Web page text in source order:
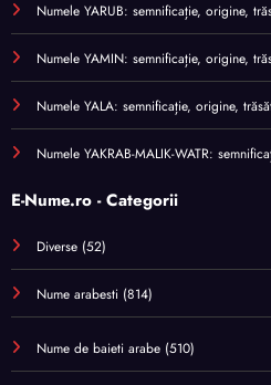
Numele YARUB: semnificație, origine,
Numele YAMIN: semnificație, origine,
Numele YALA: semnificație, origine,
Numele YAKRAB-MALIK-WATR:
E-Nume.ro - Categorii
Diverse (52)
Nume arabesti (814)
Nume de baieti arabe (510)